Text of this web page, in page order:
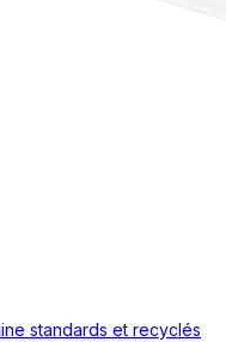
standards et recyclés